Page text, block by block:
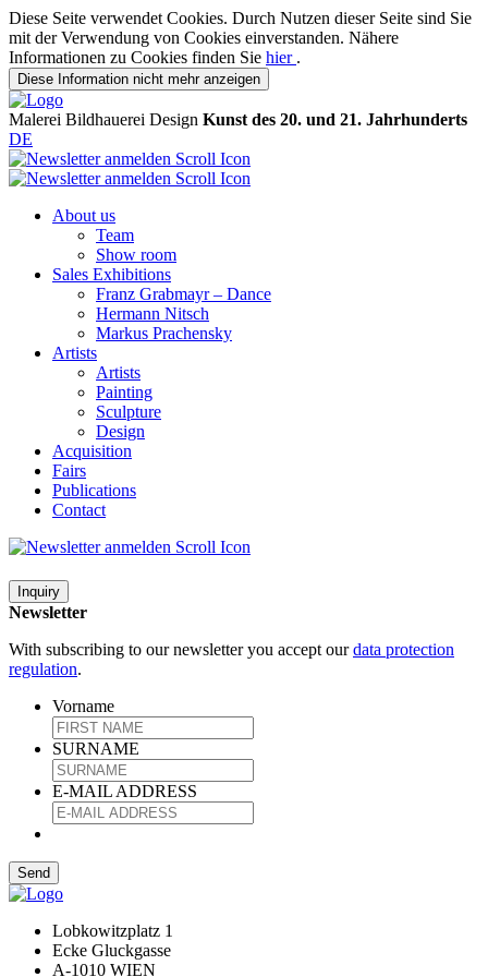
Diese Seite verwendet Cookies. Durch Nutzen dieser Seite sind Sie
mit der Verwendung von Cookies einverstanden. Nähere
Informationen zu Cookies finden Sie hier .
Diese Information nicht mehr anzeigen
Malerei Bildhauerei Design Kunst des 20. und 21. Jahrhunderts
DE
About us
Team
Show room
Sales Exhibitions
Franz Grabmayr – Dance
Hermann Nitsch
Markus Prachensky
Artists
Artists
Painting
Sculpture
Design
Acquisition
Fairs
Publications
Contact
Inquiry
Newsletter
With subscribing to our newsletter you accept ourdata protection
regulation.
Vorname
SURNAME
E-MAIL ADDRESS
Lobkowitzplatz 1
Ecke Gluckgasse
A-1010 WIEN